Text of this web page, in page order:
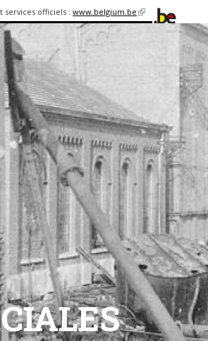
services officiels :www.belgium.be
(link is
external)